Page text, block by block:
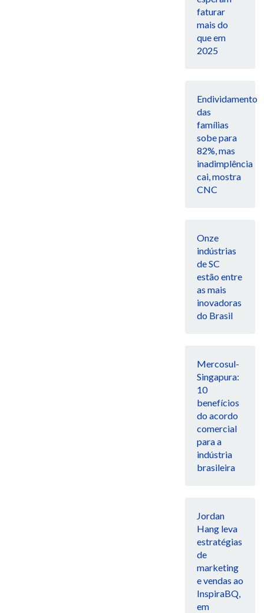
faturar
mais do
que em
2025
Endividamento
das
famílias
sobe para
82%, mas
inadimplência
cai, mostra
CNC
Onze
indústrias
de SC
estão entre
as mais
inovadoras
do Brasil
Mercosul-
Singapura:
10
benefícios
do acordo
comercial
para a
indústria
brasileira
Jordan
Hang leva
estratégias
de
marketing
e vendas ao
InspiraBQ,
em